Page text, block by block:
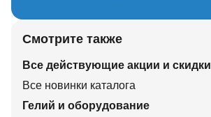
Смотрите также
Все действующие акции и скидки
Все новинки каталога
Гелий и оборудование